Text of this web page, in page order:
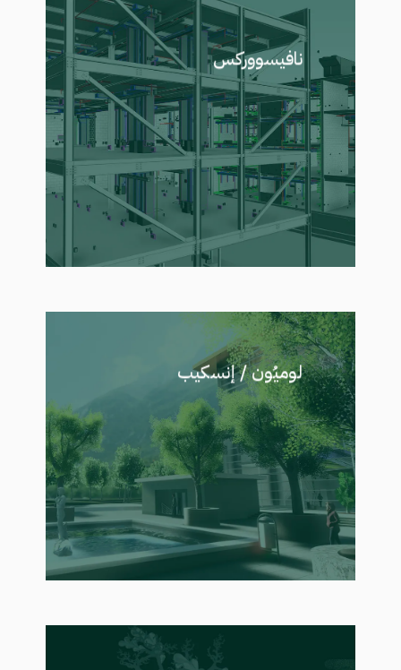
نافيسووركس
تُستخدم لتنسيق النماذج والكشف عن
التعارضات بين الأنظمة المعمارية
واللاندسكيب والهندسية، مما يعزز
الإشراف على المشروع ويدعم الإدارة
الفعّالة لمشاريع BIM أثناء التنفيذ.
لوميُون / إنسكيب
أدوات متخصصة في التصور البصري
تُستخدم لإعداد تصاميم ثلاثية الأبعاد
وجولات افتراضية واقعية، مما يساعد
العملاء على فهم العلاقات المكانية
والمواد المستخدمة والرؤية العامة
لتصميم اللاندسكيب قبل التنفيذ.